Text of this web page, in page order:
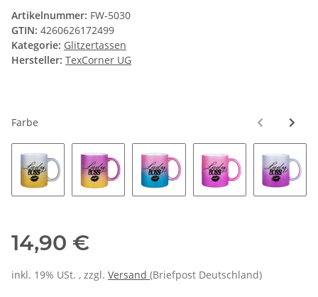
Artikelnummer: FW-5030
GTIN: 4260626172499
Kategorie: Glitzertassen
Hersteller: TexCorner UG
Farbe
14,90 €
inkl. 19% USt. , zzgl. Versand (Briefpost Deutschland)